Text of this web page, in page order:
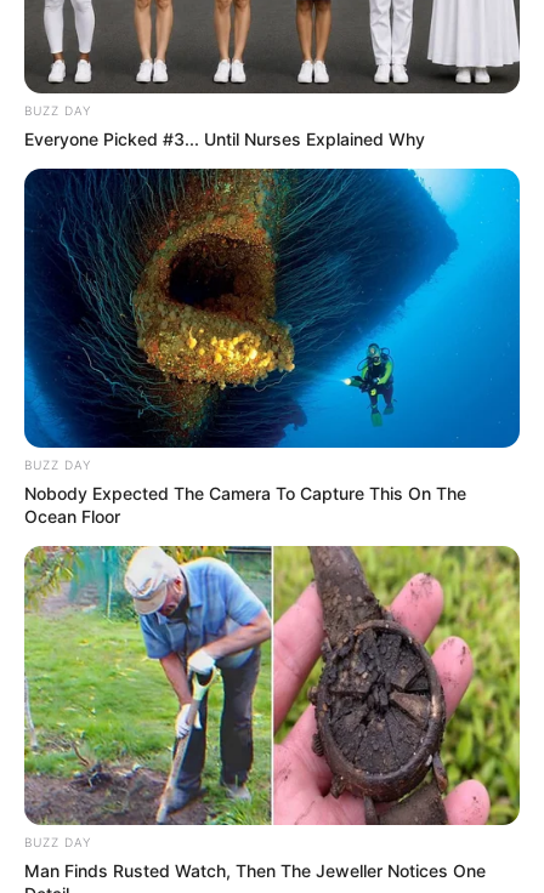
representante do governo dos Estados Unidos,
que ocorreu recentemente, foi marcada por um
diálogo reservado, com a presença de seu filho,
Flávio Bolsonaro, e outras pessoas de sua
confiança. Durante o encontro, o ex-presidente
discutiu as relações do Brasil com a América do
Sul e as preocupações sobre a situação política
interna do Brasil. Ele afirmou que sempre buscou
garantir que o Brasil não seguisse o caminho de
regimes como o da Venezuela, embora tenha
expressado que, apesar de dificuldades, o país
não caminha para tal cenário.
Em relação às acusações de um suposto golpe de
sua posição, negando as alegações e chamando a
narrativa de "brincadeira". Ele comentou sobre as
diversas ações judiciais contra ele, destacando
os desafios que enfrentou durante seu governo,
como as acusações relacionadas à sua
administração e o comportamento do Judiciário.
O ex-presidente mencionou ainda os eventos que
marcaram sua gestão, incluindo as crises da
INTERESSANTE PARA VOCÊ
Why this ordinary drink is the secret to feeling
your best every day
CTA favorite
The Most Unexpected Wedding Dance Moments
Brainberries